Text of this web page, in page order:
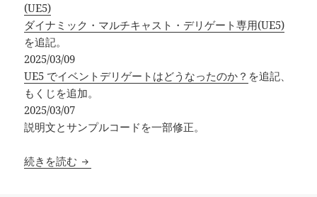
(UE5)
ダイナミック・マルチキャスト・デリゲート専用(UE5)
を追記。
2025/03/09
UE5 でイベントデリゲートはどうなったのか？ を追記、
もくじを追加。
2025/03/07
説明文とサンプルコードを一部修正。
続きを読む 【UE4/UE5 C++】デリゲートの使い方まとめ